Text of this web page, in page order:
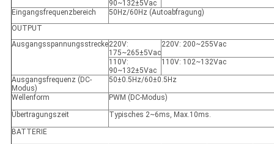
90~132±5Vac
Eingangsfrequenzbereich
50Hz/60Hz (Autoabfragung)
OUTPUT
Ausgangsspannungsstrecke220V:
175~265±5Vac
220V: 200~255Vac
110V:
90~132±5Vac
110V: 102~132Vac
Ausgangsfrequenz (DC-
Modus)
50±0.5Hz/60±0.5Hz
Wellenform
PWM (DC-Modus)
Übertragungszeit
Typisches 2~6ms, Max.10ms.
BATTERIE